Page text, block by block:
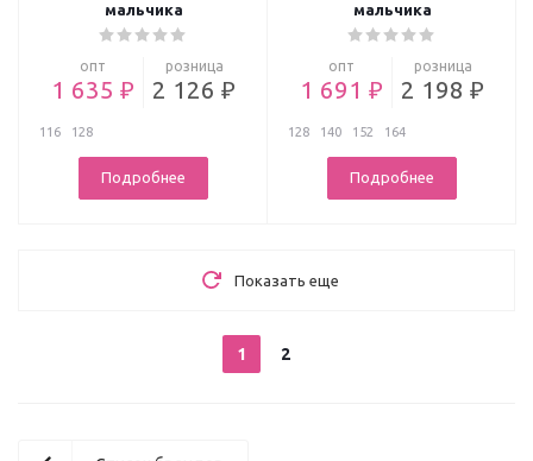
мальчика
опт
1 635 ₽
розница
2 126 ₽
116 128
Подробнее
мальчика
опт
1 691 ₽
розница
2 198 ₽
128 140 152 164
Подробнее
Показать еще
1 2